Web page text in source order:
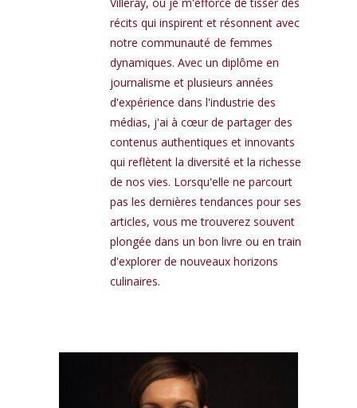
Villeray, où je m'efforce de tisser des
récits qui inspirent et résonnent avec
notre communauté de femmes
dynamiques. Avec un diplôme en
journalisme et plusieurs années
d'expérience dans l'industrie des
médias, j'ai à cœur de partager des
contenus authentiques et innovants
qui reflètent la diversité et la richesse
de nos vies. Lorsqu'elle ne parcourt
pas les dernières tendances pour ses
articles, vous me trouverez souvent
plongée dans un bon livre ou en train
d'explorer de nouveaux horizons
culinaires.